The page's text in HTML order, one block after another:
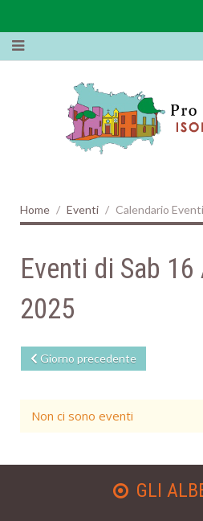
Home Eventi Calendario Eventi
Eventi di Sab
2025
Giorno precedente
Non ci sono eventi
GLI